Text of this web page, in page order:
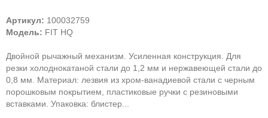
Артикул: 100032759
Модель: FIT HQ
Двойной рычажный механизм. Усиленная конструкция. Для
резки холоднокатаной стали до 1,2 мм и нержавеющей стали до
0,8 мм. Материал: лезвия из хром-ванадиевой стали с черным
порошковым покрытием, пластиковые ручки с резиновыми
вставками. Упаковка: блистер...